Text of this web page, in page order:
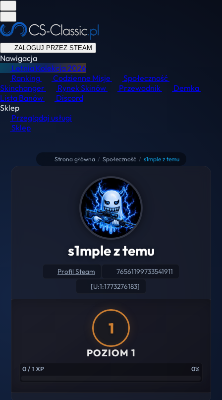
ZALOGUJ PRZEZ STEAM
Nawigacja
Letnia Kolekcja2026
Ranking
Codzienne Misje
Społeczność
Skinchanger
Rynek Skinów Przewodnik
Demka
Lista Banów
Discord
Sklep
Przeglądaj usługi
Sklep
Strona główna / Społeczność / s1mple z temu
s1mple z temu
Profil Steam
76561199733541911
[U:1:1773276183]
1
POZIOM 1
0 / 1 XP 0%